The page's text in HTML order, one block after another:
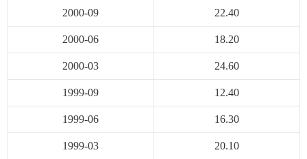
2000-09 22.40
2000-06 18.20
2000-03 24.60
1999-09 12.40
1999-06 16.30
1999-03 20.10